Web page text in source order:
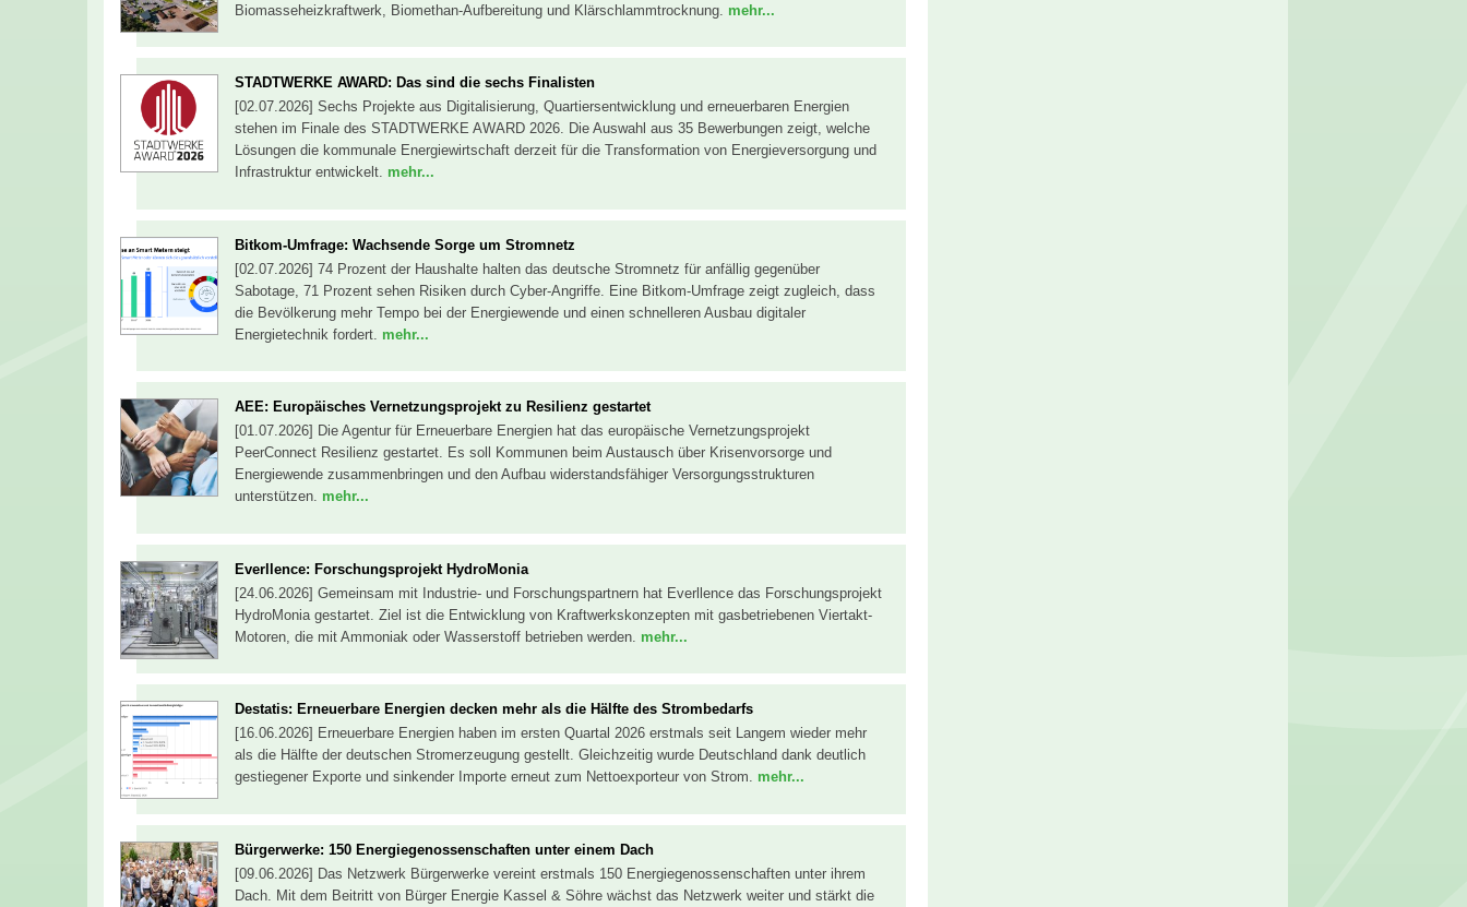
Biomasseheizkraftwerk, Biomethan-Aufbereitung und Klärschlammtrocknung. mehr...
STADTWERKE AWARD: Das sind die sechs Finalisten
[02.07.2026] Sechs Projekte aus Digitalisierung, Quartiersentwicklung und erneuerbaren Energien
stehen im Finale des STADTWERKE AWARD 2026. Die Auswahl aus 35 Bewerbungen zeigt, welche
Lösungen die kommunale Energiewirtschaft derzeit für die Transformation von Energieversorgung und
Infrastruktur entwickelt. mehr...
Bitkom-Umfrage: Wachsende Sorge um Stromnetz
[02.07.2026] 74 Prozent der Haushalte halten das deutsche Stromnetz für anfällig gegenüber
Sabotage, 71 Prozent sehen Risiken durch Cyber-Angriffe. Eine Bitkom-Umfrage zeigt zugleich, dass
die Bevölkerung mehr Tempo bei der Energiewende und einen schnelleren Ausbau digitaler
Energietechnik fordert. mehr...
AEE: Europäisches Vernetzungsprojekt zu Resilienz gestartet
[01.07.2026] Die Agentur für Erneuerbare Energien hat das europäische Vernetzungsprojekt
PeerConnect Resilienz gestartet. Es soll Kommunen beim Austausch über Krisenvorsorge und
Energiewende zusammenbringen und den Aufbau widerstandsfähiger Versorgungsstrukturen
unterstützen. mehr...
Everllence: Forschungsprojekt HydroMonia
[24.06.2026] Gemeinsam mit Industrie- und Forschungspartnern hat Everllence das Forschungsprojekt
HydroMonia gestartet. Ziel ist die Entwicklung von Kraftwerkskonzepten mit gasbetriebenen Viertakt-
Motoren, die mit Ammoniak oder Wasserstoff betrieben werden. mehr...
Destatis: Erneuerbare Energien decken mehr als die Hälfte des Strombedarfs
[16.06.2026] Erneuerbare Energien haben im ersten Quartal 2026 erstmals seit Langem wieder mehr
als die Hälfte der deutschen Stromerzeugung gestellt. Gleichzeitig wurde Deutschland dank deutlich
gestiegener Exporte und sinkender Importe erneut zum Nettoexporteur von Strom. mehr...
Bürgerwerke: 150 Energiegenossenschaften unter einem Dach
[09.06.2026] Das Netzwerk Bürgerwerke vereint erstmals 150 Energiegenossenschaften unter ihrem
Dach. Mit dem Beitritt von Bürger Energie Kassel & Söhre wächst das Netzwerk weiter und stärkt die